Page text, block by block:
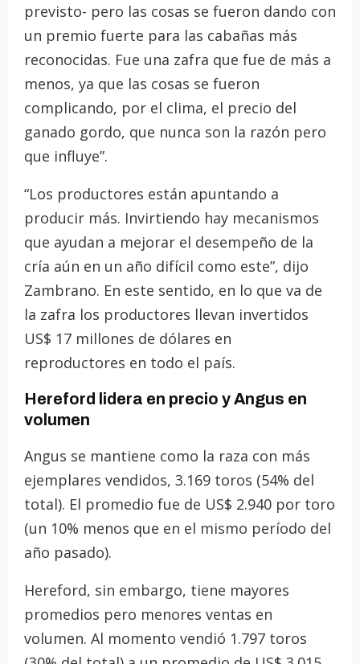
previsto- pero las cosas se fueron dando con
un premio fuerte para las cabañas más
reconocidas. Fue una zafra que fue de más a
menos, ya que las cosas se fueron
complicando, por el clima, el precio del
ganado gordo, que nunca son la razón pero
que influye”.
“Los productores están apuntando a
producir más. Invirtiendo hay mecanismos
que ayudan a mejorar el desempeño de la
cría aún en un año difícil como este”, dijo
Zambrano. En este sentido, en lo que va de
la zafra los productores llevan invertidos
US$ 17 millones de dólares en
reproductores en todo el país.
Hereford lidera en precio y Angus en
volumen
Angus se mantiene como la raza con más
ejemplares vendidos, 3.169 toros (54% del
total). El promedio fue de US$ 2.940 por toro
(un 10% menos que en el mismo período del
año pasado).
Hereford, sin embargo, tiene mayores
promedios pero menores ventas en
volumen. Al momento vendió 1.797 toros